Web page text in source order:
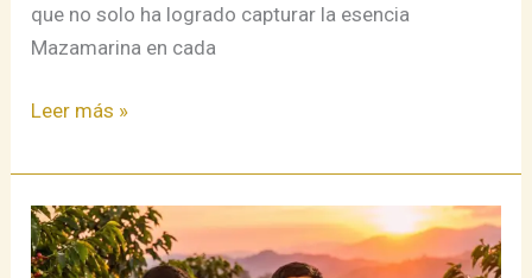
que no solo ha logrado capturar la esencia
Mazamarina en cada
Leer más »
El
Despertar